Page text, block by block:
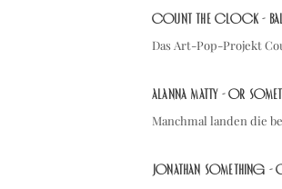
Count The Clock -
Das Art-Pop-Projekt
Alanna Matty - Or
Manchmal landen die
Jonathan Something -